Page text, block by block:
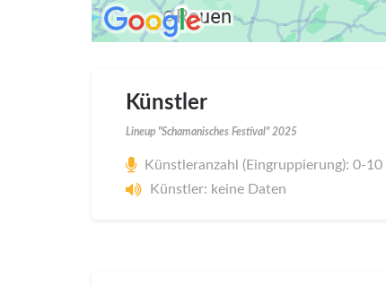
Künstler
Lineup "Schamanisches Festival" 2025
Künstleranzahl (Eingruppierung): 0-10
Künstler: keine Daten